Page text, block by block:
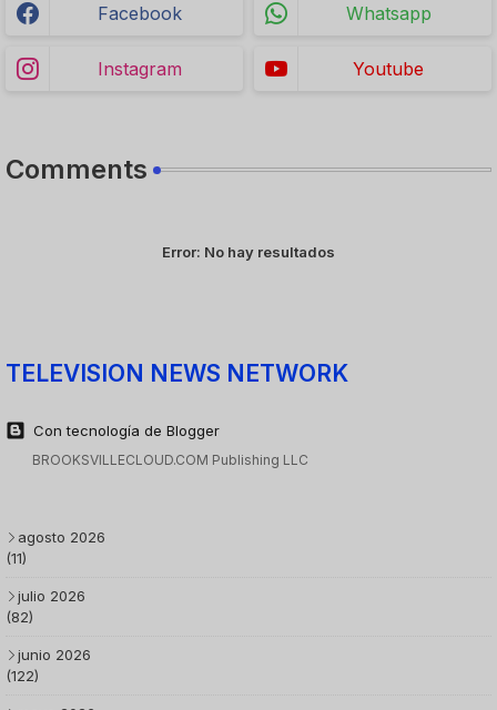
Facebook Whatsapp
Instagram Youtube
Comments
Error: No hay resultados
TELEVISION NEWS NETWORK
Con tecnología de Blogger
BROOKSVILLECLOUD.COM Publishing LLC
agosto 2026
(11)
julio 2026
(82)
junio 2026
(122)